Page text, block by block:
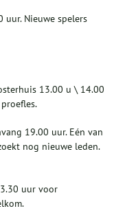
uur. Nieuwe spelers
13.00 u \ 14.00
19.00 uur. Eén van
nog nieuwe leden.
uur voor